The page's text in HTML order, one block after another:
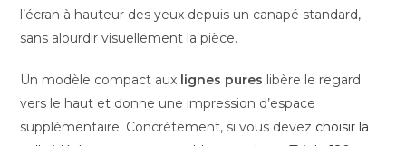
l’écran à hauteur des yeux depuis un canapé standard,
sans alourdir visuellement la pièce.
Un modèle compact aux lignes pures libère le regard
vers le haut et donne une impression d’espace
supplémentaire. Concrètement, si vous devez choisir la